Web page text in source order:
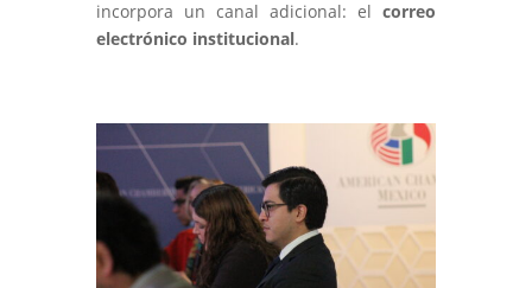
incorpora un canal adicional: elcorreo
electrónico institucional.